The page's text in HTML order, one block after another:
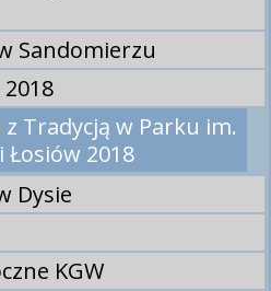
Sandomierzu
Tradycją w Parku im.
Łosiów 2018
Dysie
KGW